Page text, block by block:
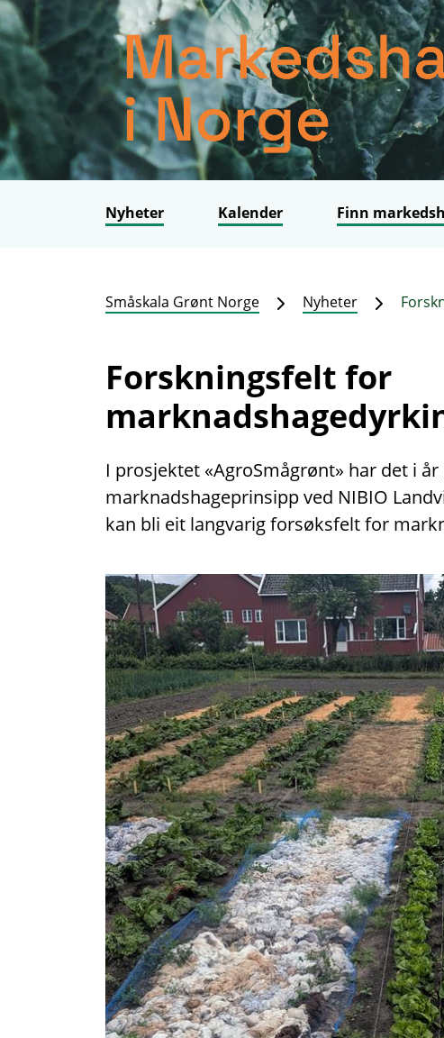
Nyheter Kalender Finn
Småskala Grønt Norge Nyheter
Forskningsfelt for
I prosjektet «AgroSmågrønt» har det i
marknadshageprinsipp ved NIBIO
kan bli eit langvarig forsøksfelt for